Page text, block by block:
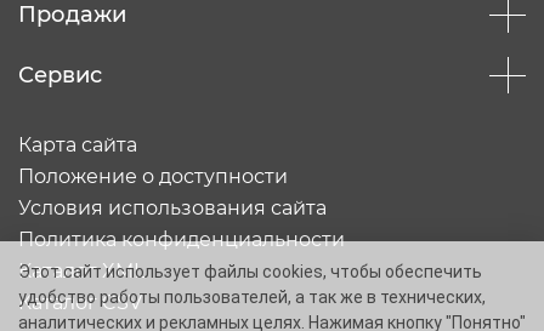
Продажи
Сервис
Карта сайта
Положение о доступности
Условия использования сайта
Политика конфиденциальности
Каталог XML
Каталог CSV
Этот сайт использует файлы cookies, чтобы обеспечить
удобство работы пользователей, а так же в технических,
аналитических и рекламных целях. Нажимая кнопку "Понятно"